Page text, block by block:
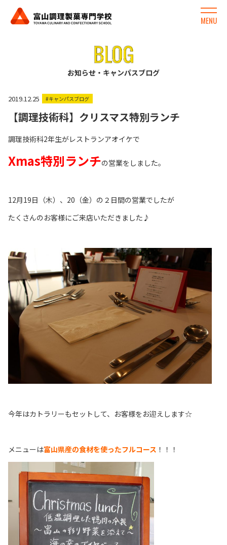
MENU
お知らせ・キャンパスブログ
2019.12.25 #キャンパスブログ
【調理技術科】クリスマス特別ランチ
調理技術科2年生がレストランアオイケで
Xmas特別ランチの営業をしました。
12月19日（木）、20（金）の２日間の営業でしたが
たくさんのお客様にご来店いただきました♪
今年はカトラリーもセットして、お客様をお迎えします☆
メニューは富山県産の食材を使ったフルコース ！！！